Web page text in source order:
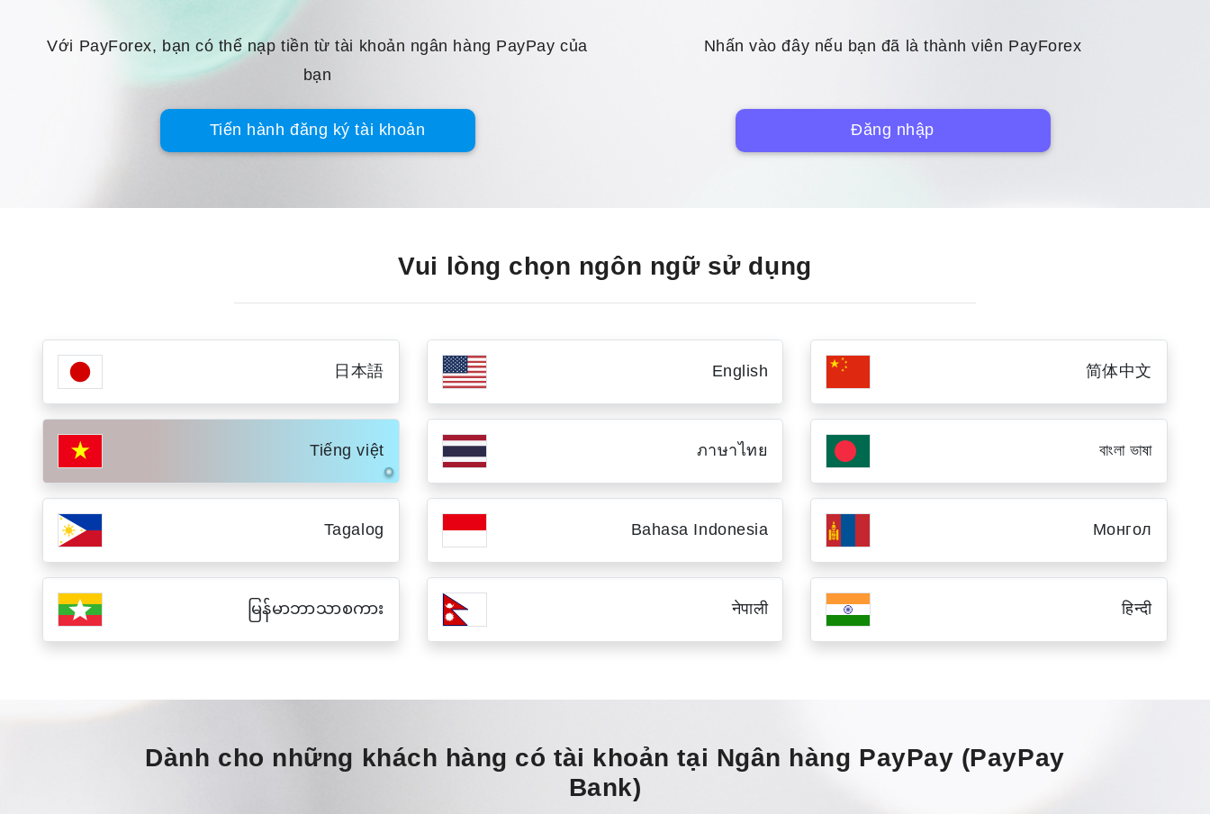
Với PayForex, bạn có thể nạp tiền từ tài khoản ngân hàng PayPay của
bạn
Nhấn vào đây nếu bạn đã là thành viên PayForex
Tiến hành đăng ký tài khoản Đăng nhập
Vui lòng chọn ngôn ngữ sử dụng
日本語 English 简体中文
Tiếng việt ภาษาไทย বাংলা ভাষা
Tagalog Bahasa Indonesia Монгол
မြန်မာဘာသာစကား नेपाली हिन्दी
Dành cho những khách hàng có tài khoản tại Ngân hàng PayPay (PayPay
Bank)